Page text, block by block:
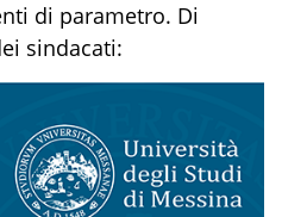
di parametro. Di
sindacati: